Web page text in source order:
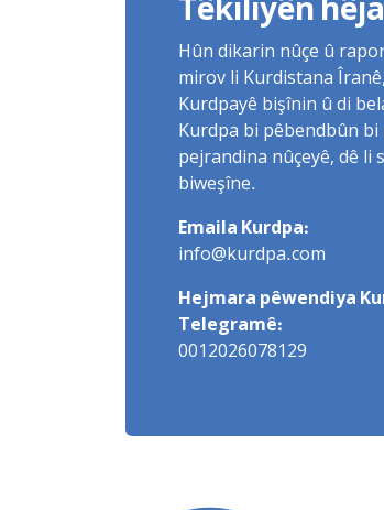
Têkiliyên hêja
Hûn dikarin nûçe û
mirov li Kurdistana
Kurdpayê bişînin û di
Kurdpa bi pêbendbûn
pejrandina nûçeyê, dê li
biweşîne.
Emaila Kurdpa:
info@kurdpa.com
Hejmara pêwendiya
Telegramê:
0012026078129